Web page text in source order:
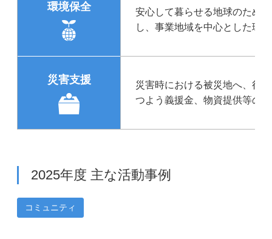
環境保全
安心して暮らせる地球のため
し、事業地域を中心とした環
災害支援
災害時における被災地へ、行
つよう義援金、物資提供等の
2025年度 主な活動事例
コミュニティ